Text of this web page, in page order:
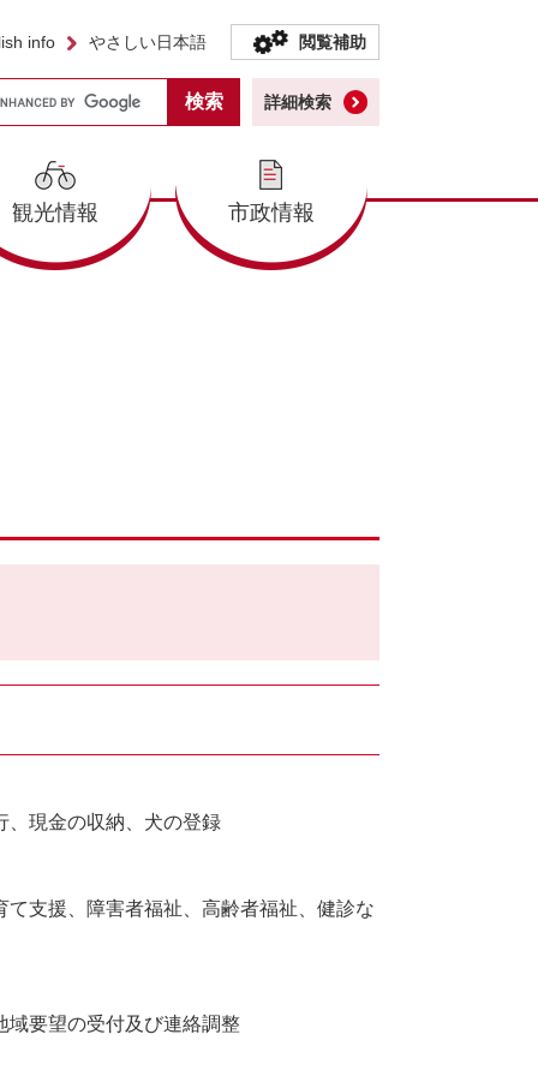
info やさしい日本語 閲覧補助
観光情報 市政情報
詳細検索
、現金の収納、犬の登録
支援、障害者福祉、高齢者福祉、健診な
域要望の受付及び連絡調整